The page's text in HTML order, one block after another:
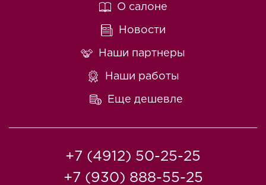
О салоне
Новости
Наши партнеры
Наши работы
Еще дешевле
+7 (4912) 50-25-25
+7 (930) 888-55-25